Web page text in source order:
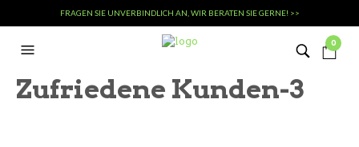
FRAGEN SIE UNVERBINDLICH AN, WIR BERATEN SIE GERNE! >>
0
Zufriedene Kunden-3